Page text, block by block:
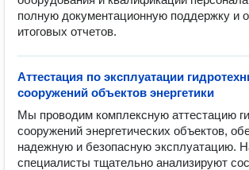
полную документационную поддержку и
итоговых отчетов.
Аттестация по эксплуатации
сооружений объектов энергетики
Мы проводим комплексную аттестацию
сооружений энергетических объектов,
надежную и безопасную эксплуатацию.
специалисты тщательно анализируют